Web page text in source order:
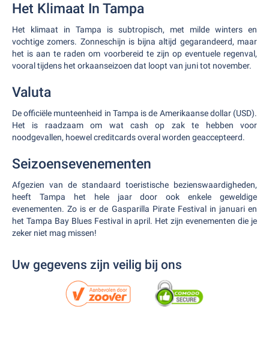
Het Klimaat In Tampa
Het klimaat in Tampa is subtropisch, met milde winters en
vochtige zomers. Zonneschijn is bijna altijd gegarandeerd, maar
het is aan te raden om voorbereid te zijn op eventuele regenval,
vooral tijdens het orkaanseizoen dat loopt van juni tot november.
Valuta
De officiële munteenheid in Tampa is de Amerikaanse dollar (USD).
Het is raadzaam om wat cash op zak te hebben voor
noodgevallen, hoewel creditcards overal worden geaccepteerd.
Seizoensevenementen
Afgezien van de standaard toeristische bezienswaardigheden,
heeft Tampa het hele jaar door ook enkele geweldige
evenementen. Zo is er de Gasparilla Pirate Festival in januari en
het Tampa Bay Blues Festival in april. Het zijn evenementen die je
zeker niet mag missen!
Uw gegevens zijn veilig bij ons